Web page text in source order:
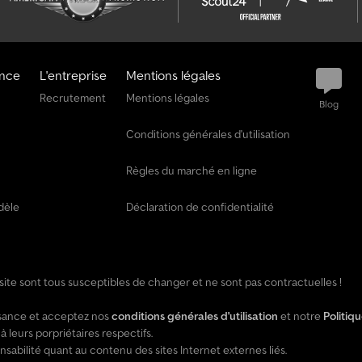
0
L'entreprise
Recrutement
Mentions légales
Mentions légales
Conditions générales d'utilisation
Règles du marché en ligne
Déclaration de confidentialité
Blog
sont tous susceptibles de changer et ne sont pas contractuelles !
et acceptez nosconditions générales d'utilisation et notre
leurs porpriétaires respectifs.
quant au contenu des sites Internet externes liés.